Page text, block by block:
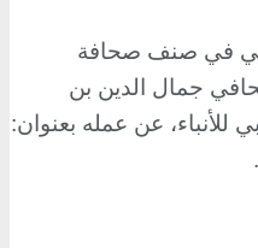
في صنف صحافة
جمال الدين بن
للأنباء، عن عمله بعنوان: